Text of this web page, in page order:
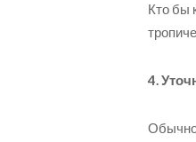
Кто бы
4.
Обычно